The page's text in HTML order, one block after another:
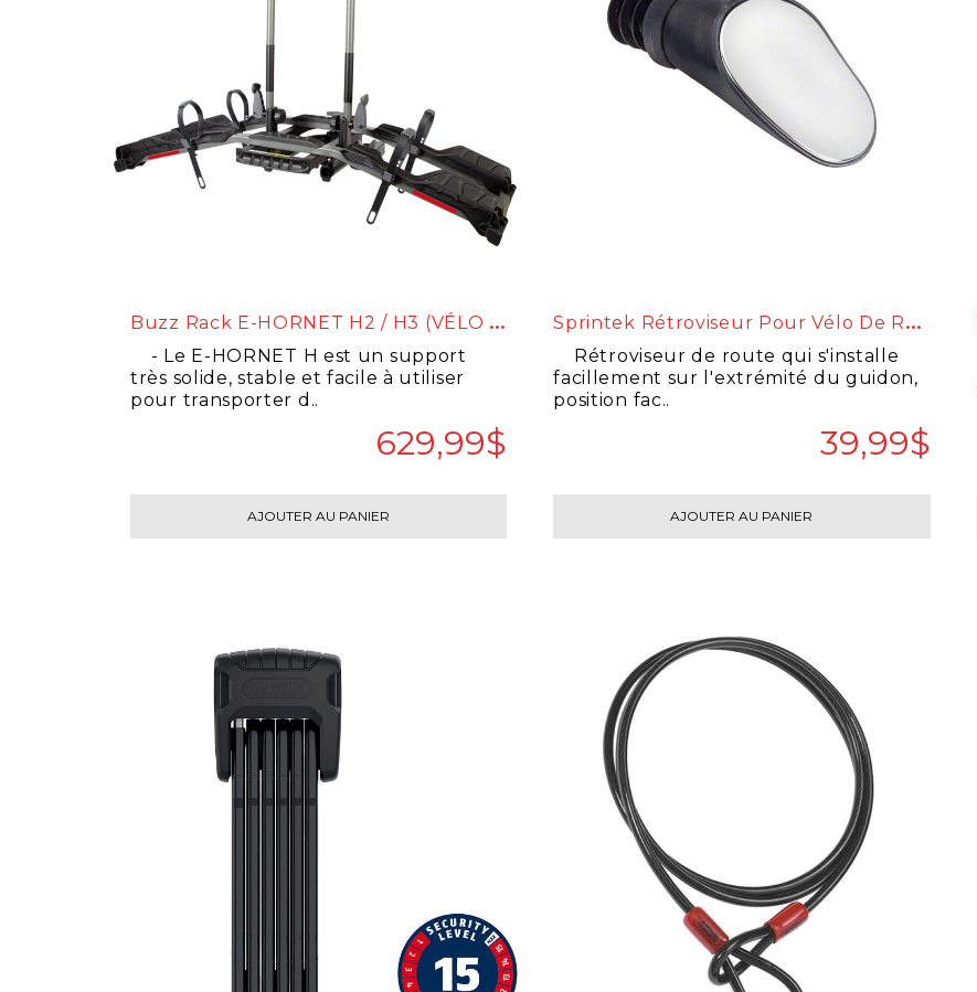
B
Uzz Rack E-HORNET H2 / H3 (VÉLO ÉLECTRIQUE)
- Le E-HORNET H est un support
très solide, stable et facile à utiliser
pour transporter d..
629,99$
AJOUTER AU PANIER
S
Printek Rétroviseur Pour Vélo De Route
Rétroviseur de route qui s'installe
facillement sur l'extrémité du guidon,
position fac..
39,99$
AJOUTER AU PANIER